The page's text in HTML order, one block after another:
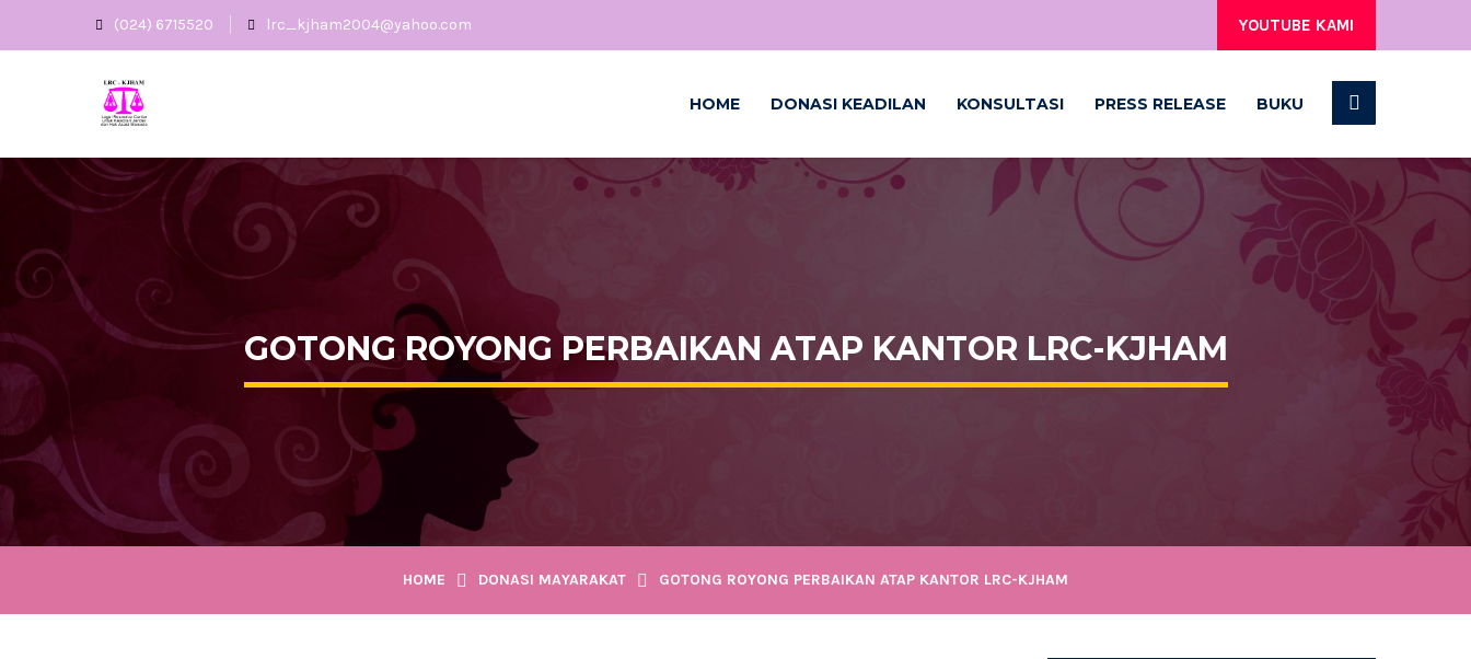
(024) 6715520 lrc_kjham2004@yahoo.com YOUTUBE KAMI
HOME DONASI KEADILAN KONSULTASI PRESS RELEASE BUKU
GOTONG ROYONG PERBAIKAN ATAP KANTOR LRC-KJHAM
HOME DONASI MAYARAKAT GOTONG ROYONG PERBAIKAN ATAP KANTOR LRC-KJHAM